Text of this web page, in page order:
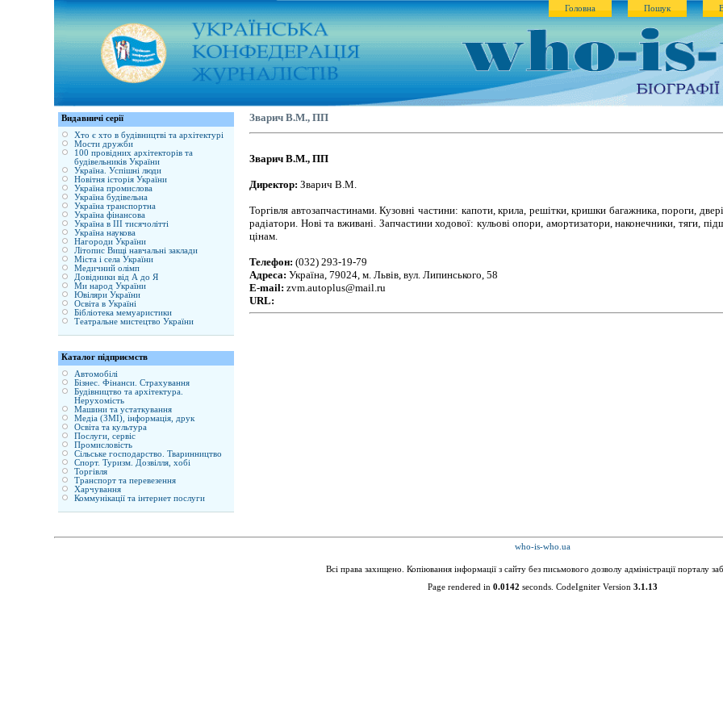
Пошук
Головна
Зварич В.М., ПП
Зварич В.М., ПП
Директор: Зварич В.М.
Торгівля автозапчастинами. Кузовні частини: капоти, крила, решітки, кришки багажника, пороги,
радіатори. Нові та вживані. Запчастини ходової: кульові опори, амортизатори, наконечники, тяги,
цінам.
Телефон: (032) 293-19-79
Адреса: Україна, 79024, м. Львів, вул. Липинського, 58
E-mail: zvm.autoplus@mail.ru
URL:
Видавничі серії
Хто є хто в будівництві та архітектурі
Мости дружби
100 провідних архітекторів та
будівельників України
Україна. Успішні люди
Новітня історія України
Україна промислова
Україна будівельна
Україна транспортна
Україна фінансова
Україна в ІІІ тисячолітті
Україна наукова
Нагороди України
Літопис Вищі навчальні заклади
Міста і села України
Медичний олімп
Довідники від А до Я
Ми народ України
Ювіляри України
Освіта в Україні
Бібліотека мемуаристики
Театральне мистецтво України
Каталог підприємств
Автомобілі
Бізнес. Фінанси. Страхування
Будівництво та архітектура.
Нерухомість
Машини та устаткування
Медіа (ЗМІ), інформація, друк
Освіта та культура
Послуги, сервіс
Промисловість
Сільське господарство. Тваринництво
Спорт. Туризм. Дозвілля, хобі
Торгівля
Транспорт та перевезення
Харчування
Коммунікації та інтернет послуги
who-is-who.ua
Всі права захищено. Копіювання інформації з сайту без письмового дозволу адміністрації порталу
Page rendered in 0.0142 seconds. CodeIgniter Version 3.1.13